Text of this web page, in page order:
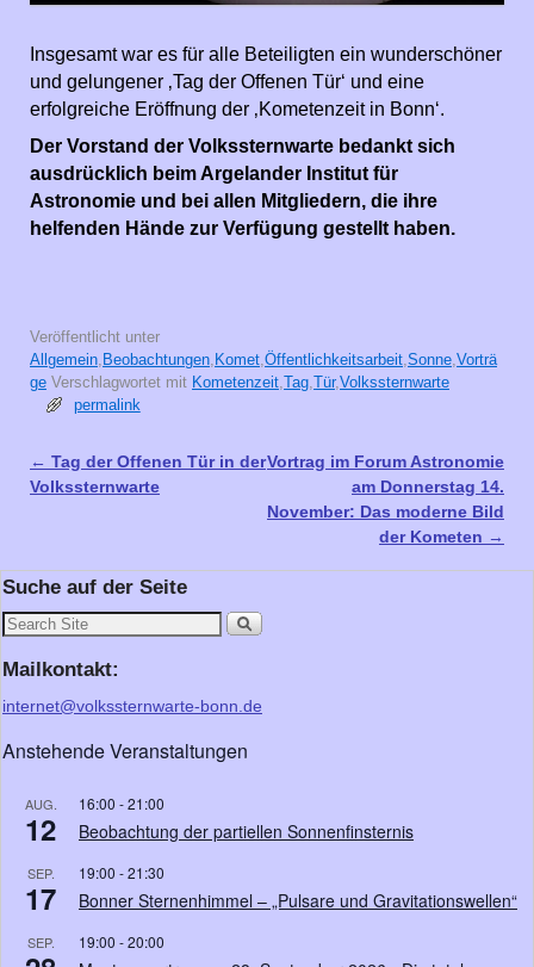
Insgesamt war es für alle Beteiligten ein wunderschöner
und gelungener ‚Tag der Offenen Tür‘ und eine
erfolgreiche Eröffnung der ‚Kometenzeit in Bonn‘.
Der Vorstand der Volkssternwarte bedankt sich
ausdrücklich beim Argelander Institut für
Astronomie und bei allen Mitgliedern, die ihre
helfenden Hände zur Verfügung gestellt haben.
Veröffentlicht unter
Allgemein Beobachtungen Komet Öffentlichkeitsarbeit Sonne Vorträ
ge Verschlagwortet mit Kometenzeit Tag Tür, Volkssternwarte
permalink
Artikelnavigation
← Tag der Offenen Tür in der
Volkssternwarte
Vortrag im Forum Astronomie
am Donnerstag 14.
November: Das moderne Bild
der Kometen →
Suche auf der Seite
Mailkontakt:
internet@volkssternwarte-bonn.de
Anstehende Veranstaltungen
AUG.
12
16:00 -21:00
Beobachtung der partiellen Sonnenfinsternis
SEP.
17
19:00 -21:30
Bonner Sternenhimmel – „Pulsare und Gravitationswellen“
SEP. 19:00 -20:00